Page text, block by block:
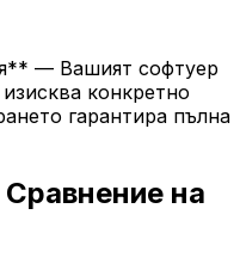
— Вашият софтуер
конкретно
гарантира пълна
на